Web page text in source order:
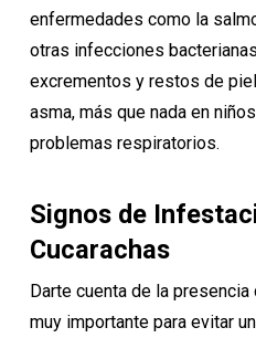
enfermedades como la
otras infecciones
excrementos y restos de
asma, más que nada en
problemas respiratorios.
Signos de
Cucarachas
Darte cuenta de la
muy importante para evitar